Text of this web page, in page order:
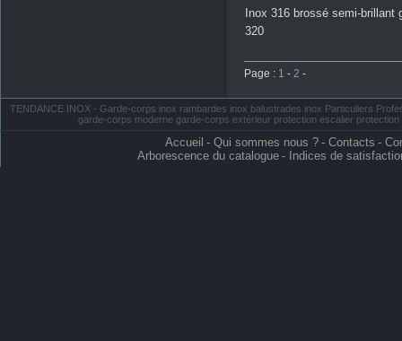
Inox 316 brossé semi-brillant
320
Page : 1 - 2 -
TENDANCE INOX - Garde-corps inox rambardes inox balustrades inox Particuliers
garde-corps moderne garde-corps extérieur protection escalier
Accueil - Qui sommes nous ? - Contacts -
Arborescence du catalogue - Indices de